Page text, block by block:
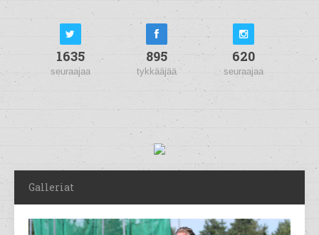
1635
seuraajaa
895
tykkääjää
620
seuraajaa
Galleriat